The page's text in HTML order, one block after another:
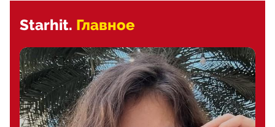
Starhit. Главное